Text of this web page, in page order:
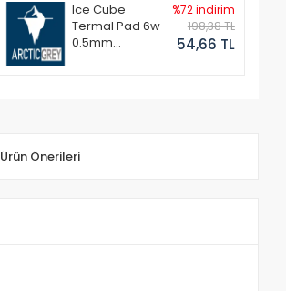
Ice Cube
Termal Pad 6w
0.5mm
%72 indirim
198,38 TL
54,66 TL
Ürün Önerileri